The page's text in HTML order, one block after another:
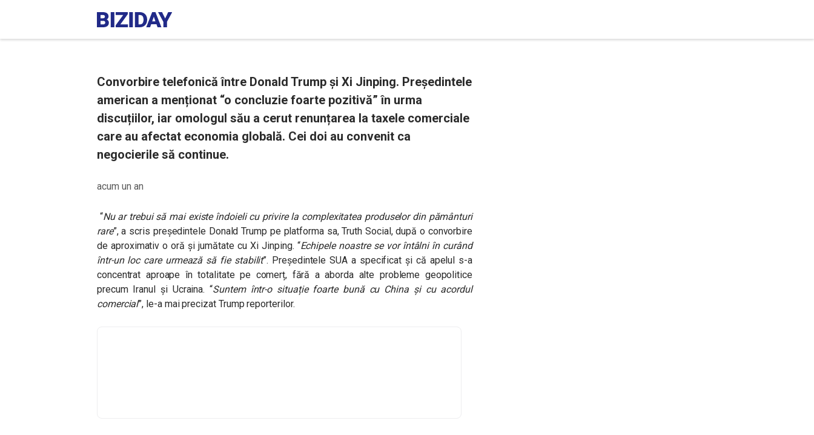
Convorbire telefonică între Donald Trump și Xi Jinping. Președintele
american a menționat “o concluzie foarte pozitivă” în urma
discuțiilor, iar omologul său a cerut renunțarea la taxele comerciale
care au afectat economia globală. Cei doi au convenit ca
negocierile să continue.
acum un an
“Nu ar trebui să mai existe îndoieli cu privire la complexitatea produselor din pământuri
rare”, a scris președintele Donald Trump pe platforma sa, Truth Social, după o convorbire
de aproximativ o oră și jumătate cu Xi Jinping. “Echipele noastre se vor întâlni în curând
într-un loc care urmează să fie stabilit”. Președintele SUA a specificat și că apelul s-a
concentrat aproape în totalitate pe comerț, fără a aborda alte probleme geopolitice
precum Iranul și Ucraina. “Suntem într-o situație foarte bună cu China și cu acordul
comercial”, le-a mai precizat Trump reporterilor.